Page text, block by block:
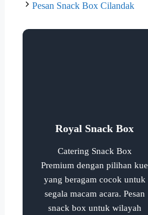
Pesan Snack Box Cilandak
Royal Snack Box
Catering Snack Box
Premium dengan pilihan kue
yang beragam cocok untuk
segala macam acara. Pesan
snack box untuk wilayah